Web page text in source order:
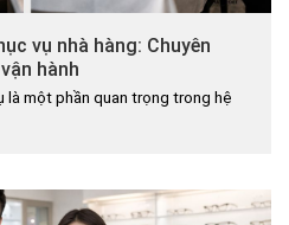
vụ nhà hàng: Chuyên
hành
một phần quan trọng trong hệ